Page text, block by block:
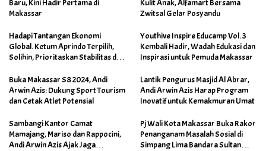
Baru, Kini Hadir Pertama di
Makassar
Kulit Anak, Alfamart Bersama
Zwitsal Gelar Posyandu
Hadapi Tantangan Ekonomi
Global. Ketum Aprindo Terpilih,
Solihin, Prioritaskan Stabilitas dan
Youthive Inspire Educamp Vol. 3
Kembali Hadir, Wadah Edukasi dan
Inspirasi untuk Pemuda Makassar
Buka Makassar S8 2024, Andi
Arwin Azis: Dukung Sport Tourism
dan Cetak Atlet Potensial
Lantik Pengurus Masjid Al Abrar,
Andi Arwin Azis Harap Program
Inovatif untuk Kemakmuran Umat
Sambangi Kantor Camat
Mamajang, Mariso dan Rappocini,
Andi Arwin Azis Ajak Jaga
Pj Wali Kota Makassar Buka Rakor
Penanganam Masalah Sosial di
Simpang Lima Bandara Sultan